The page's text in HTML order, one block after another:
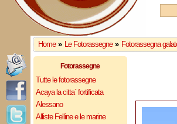
Home » Le Fotorassegne » Fotorassegna
Fotorassegne
Tutte le fotorassegne
Acaya la citta` fortificata
Alessano
Alliste Felline e le marine